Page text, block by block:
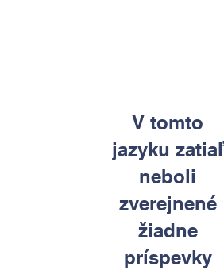
V tomto
jazyku zatiaľ
neboli
zverejnené
žiadne
príspevky